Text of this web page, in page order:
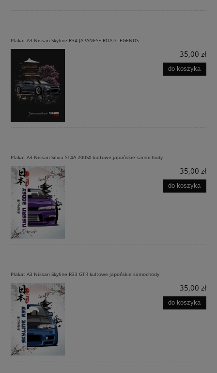
Plakat A3 Nissan Skyline R34 JAPANESE ROAD LEGENDS
35,00 zł
do koszyka
Plakat A3 Nissan Silvia S14A 200SX kultowe japońskie samochody
35,00 zł
do koszyka
Plakat A3 Nissan Skyline R33 GTR kultowe japońskie samochody
35,00 zł
do koszyka